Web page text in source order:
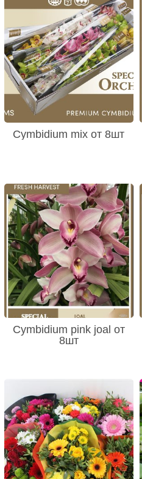
Cymbidium mix от 8шт
Cymbidium pink joal от
8шт